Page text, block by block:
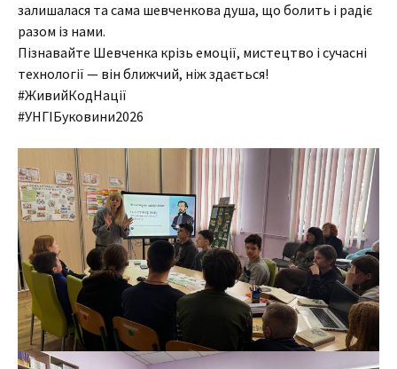
залишалася та сама шевченкова душа, що болить і радіє
разом із нами.
Пізнавайте Шевченка крізь емоції, мистецтво і сучасні
технології — він ближчий, ніж здається!
#ЖивийКодНації
#УНГІБуковини2026